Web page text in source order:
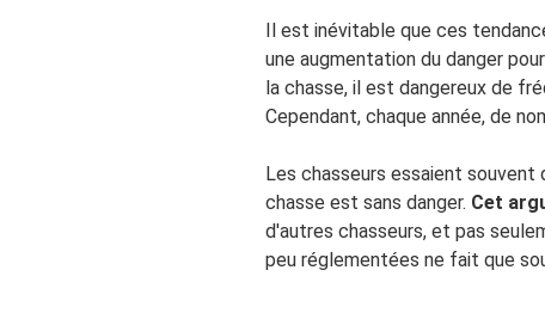
Il est inévitable que ces
une augmentation du danger
la chasse, il est dangereux de
Cependant, chaque année, de
Les chasseurs essaient
chasse est sans danger. Cet
d'autres chasseurs, et pas
peu réglementées ne fait que